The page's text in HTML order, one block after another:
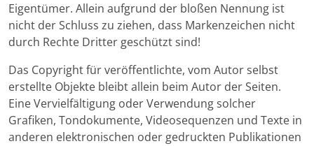
Eigentümer. Allein aufgrund der bloßen Nennung ist
nicht der Schluss zu ziehen, dass Markenzeichen nicht
durch Rechte Dritter geschützt sind!
Das Copyright für veröffentlichte, vom Autor selbst
erstellte Objekte bleibt allein beim Autor der Seiten.
Eine Vervielfältigung oder Verwendung solcher
Grafiken, Tondokumente, Videosequenzen und Texte in
anderen elektronischen oder gedruckten Publikationen